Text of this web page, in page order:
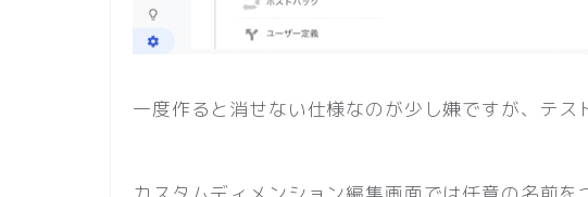
一度作ると消せない仕様なのが少し嫌ですが、テス